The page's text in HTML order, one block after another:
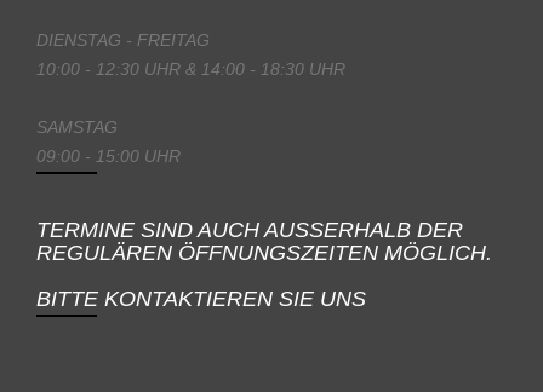
DIENSTAG - FREITAG
10:00 - 12:30 UHR & 14:00 - 18:30 UHR
SAMSTAG
09:00 - 15:00 UHR
TERMINE SIND AUCH AUSSERHALB DER
REGULÄREN ÖFFNUNGSZEITEN MÖGLICH.
BITTE KONTAKTIEREN SIE UNS